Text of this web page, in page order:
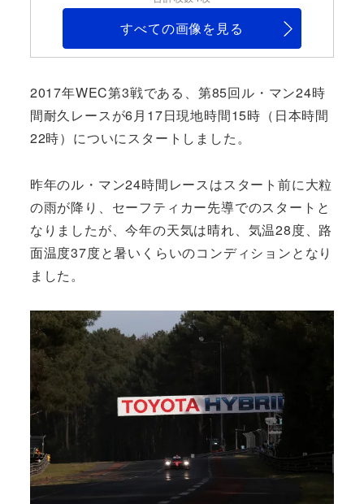
すべての画像を見る
2017年WEC第3戦である、第85回ル・マン24時
間耐久レースが6月17日現地時間15時（日本時間
22時）についにスタートしました。
昨年のル・マン24時間レースはスタート前に大粒
の雨が降り、セーフティカー先導でのスタートと
なりましたが、今年の天気は晴れ、気温28度、路
面温度37度と暑いくらいのコンディションとなり
ました。